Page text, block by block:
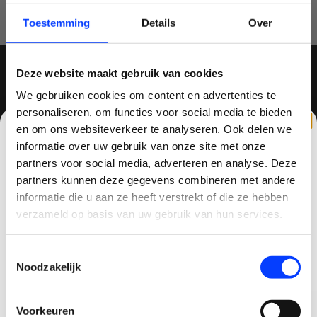
Toestemming Details Over
Deze website maakt gebruik van cookies
We gebruiken cookies om content en advertenties te
personaliseren, om functies voor social media te bieden
en om ons websiteverkeer te analyseren. Ook delen we
informatie over uw gebruik van onze site met onze
partners voor social media, adverteren en analyse. Deze
partners kunnen deze gegevens combineren met andere
informatie die u aan ze heeft verstrekt of die ze hebben
verzameld op basis van uw gebruik van hun services.
Noodzakelijk
Voorkeuren
MELD JE AAN VOOR ONZE NIEUWSBRIEF
QUADCOPTER-SHOP
Contactgegevens
Haagsittarderweg 27
CLAIM KORTING OP JE EERSTE
BESTELLING!